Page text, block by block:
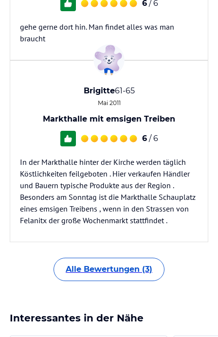
6 / 6
gehe gerne dort hin. Man findet alles was man
braucht
Brigitte61-65
Mai 2011
Markthalle mit emsigen Treiben
6 / 6
In der Markthalle hinter der Kirche werden täglich
Köstlichkeiten feilgeboten . Hier verkaufen Händler
und Bauern typische Produkte aus der Region .
Besonders am Sonntag ist die Markthalle Schauplatz
eines emsigen Treibens , wenn in den Strassen von
Felanitx der große Wochenmarkt stattfindet .
Alle Bewertungen (3)
Interessantes in der Nähe